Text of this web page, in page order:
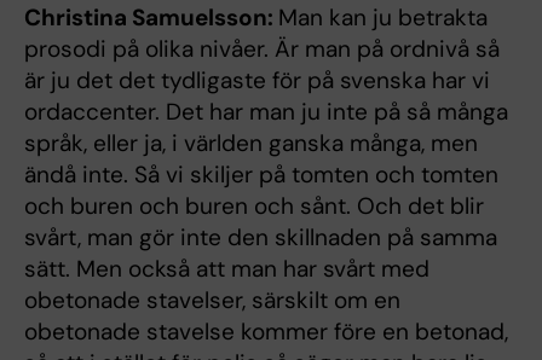
Christina Samuelsson: Man kan ju betrakta
prosodi på olika nivåer. Är man på ordnivå så
är ju det det tydligaste för på svenska har vi
ordaccenter. Det har man ju inte på så många
språk, eller ja, i världen ganska många, men
ändå inte. Så vi skiljer på tomten och tomten
och buren och buren och sånt. Och det blir
svårt, man gör inte den skillnaden på samma
sätt. Men också att man har svårt med
obetonade stavelser, särskilt om en
obetonade stavelse kommer före en betonad,